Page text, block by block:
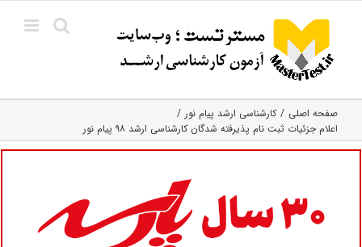
content
صفحه اصلی
کارشناسی ارشد پیام نور
اعلام جزئیات ثبت نام پذیرفته شدگان کارشناسی ارشد ۹۸ پیام نور